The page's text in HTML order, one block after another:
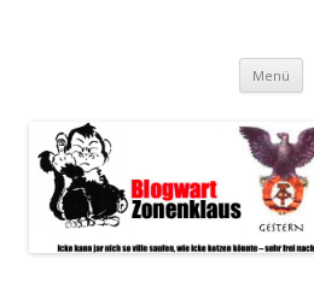
spiegeln im wesentlichen denMenü